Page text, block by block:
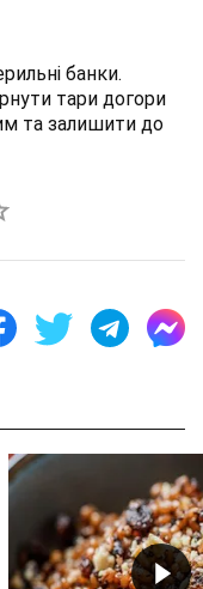
банки.
тари догори
та залишити до